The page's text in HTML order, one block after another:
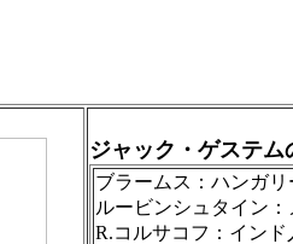
ジャック・ゲステ
ブラームス：ハンガ
ルービンシュタイ
R.コルサコフ：イ